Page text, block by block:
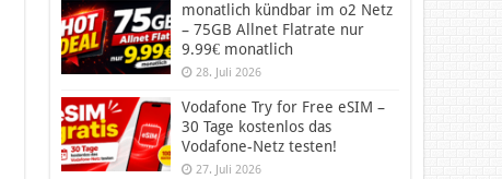
monatlich kündbar im o2 Netz
– 75GB Allnet Flatrate nur
9.99€ monatlich
28. Juli 2026
Vodafone Try for Free eSIM –
30 Tage kostenlos das
Vodafone-Netz testen!
27. Juli 2026